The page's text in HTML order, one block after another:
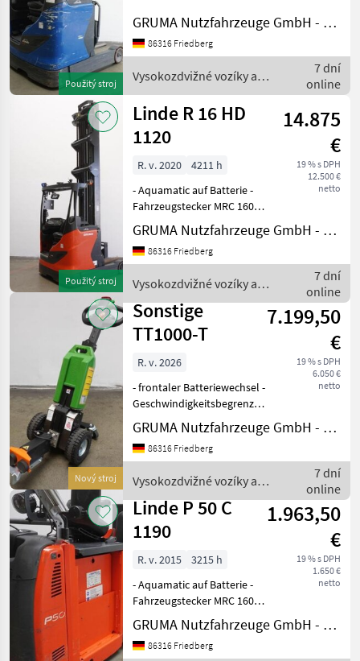
Použitý stroj
Fahrzeug:
Einfachzusatzhydraulik -
Mast:
Einfachzusatzhydraulik -
GRUMA Nutzfahrzeuge GmbH - Staplertechnik
86316 Friedberg
Vysokozdvižné vozíky a
skladová technika / Linde
7 dní
online
Použitý stroj
Linde R 16 HD
1120
14.875
€
19 % s DPH
12.500 €
netto
R. v. 2020
4211 h
- Aquamatic auf Batterie -
Fahrzeugstecker MRC 160A -
vertikaler Batteriewechsel -
Spannungswandler -
Fahrzeug:
Mast:
Einfachzusatzhydraulik
GRUMA Nutzfahrzeuge GmbH - Staplertechnik
86316 Friedberg
Vysokozdvižné vozíky a
skladová technika / Linde
7 dní
online
Nový stroj
Sonstige
TT1000-T
7.199,50
€
19 % s DPH
6.050 €
netto
R. v. 2026
- frontaler Batteriewechsel -
Geschwindigkeitsbegrenzung:
4 km/h - Zugangskontrolle:
Schlüsselschalter - Zugkraft
345 N - Motor 24V
Batter
GRUMA Nutzfahrzeuge GmbH - Staplertechnik
86316 Friedberg
Vysokozdvižné vozíky a
skladová technika / Sonstige
7 dní
online
Linde P 50 C
1190
1.963,50
€
19 % s DPH
1.650 €
netto
R. v. 2015
3215 h
- Aquamatic auf Batterie -
Fahrzeugstecker MRC 160A -
Beleuchtungsanlage mit
Stand- und Fahrlicht,
Bremslichter und Blinker
GRUMA Nutzfahrzeuge GmbH - Staplertechnik
86316 Friedberg